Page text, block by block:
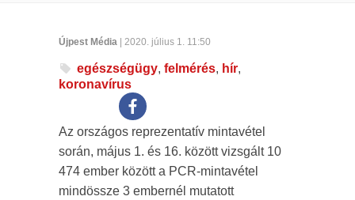
Újpest Média | 2020. július 1. 11:50
egészségügy, felmérés, hír,
koronavírus
Az országos reprezentatív mintavétel
során, május 1. és 16. között vizsgált 10
474 ember között a PCR-mintavétel
mindössze 3 embernél mutatott